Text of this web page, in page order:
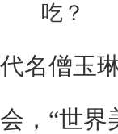
名僧玉
，“世